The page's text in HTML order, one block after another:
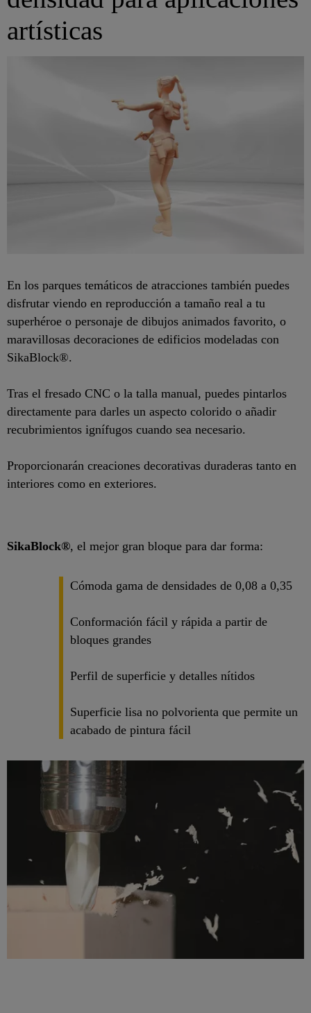
artísticas
En los parques temáticos de atracciones también puedes
disfrutar viendo en reproducción a tamaño real a tu
superhéroe o personaje de dibujos animados favorito, o
maravillosas decoraciones de edificios modeladas con
SikaBlock®.
Tras el fresado CNC o la talla manual, puedes pintarlos
directamente para darles un aspecto colorido o añadir
recubrimientos ignífugos cuando sea necesario.
Proporcionarán creaciones decorativas duraderas tanto en
interiores como en exteriores.
SikaBlock®, el mejor gran bloque para dar forma:
Cómoda gama de densidades de 0,08 a 0,35
Conformación fácil y rápida a partir de
bloques grandes
Perfil de superficie y detalles nítidos
Superficie lisa no polvorienta que permite un
acabado de pintura fácil